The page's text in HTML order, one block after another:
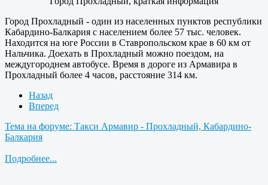
Город Прохладный - один из населенных пунктов республики
Кабардино-Балкария с населением более 57 тыс. человек.
Находится на юге России в Ставропольском крае в 60 км от
Нальчика. Доехать в Прохладный можно поездом, на
междугороднем автобусе. Время в дороге из Армавира в
Прохладный более 4 часов, расстояние 314 км.
Назад
Вперед
Тема на форуме: Такси Армавир - Прохладный, Кабардино-
Балкария
Подробнее...